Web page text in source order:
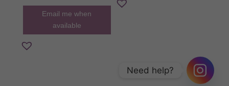
price
was:
τρέχουσα
τιμή
Email me when
available
Need help?